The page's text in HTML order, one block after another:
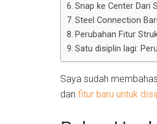
Snap ke Center Dari
Steel Connection
Perubahan Fitur
Satu disiplin lagi:
Saya sudah
dan fitur baru untuk